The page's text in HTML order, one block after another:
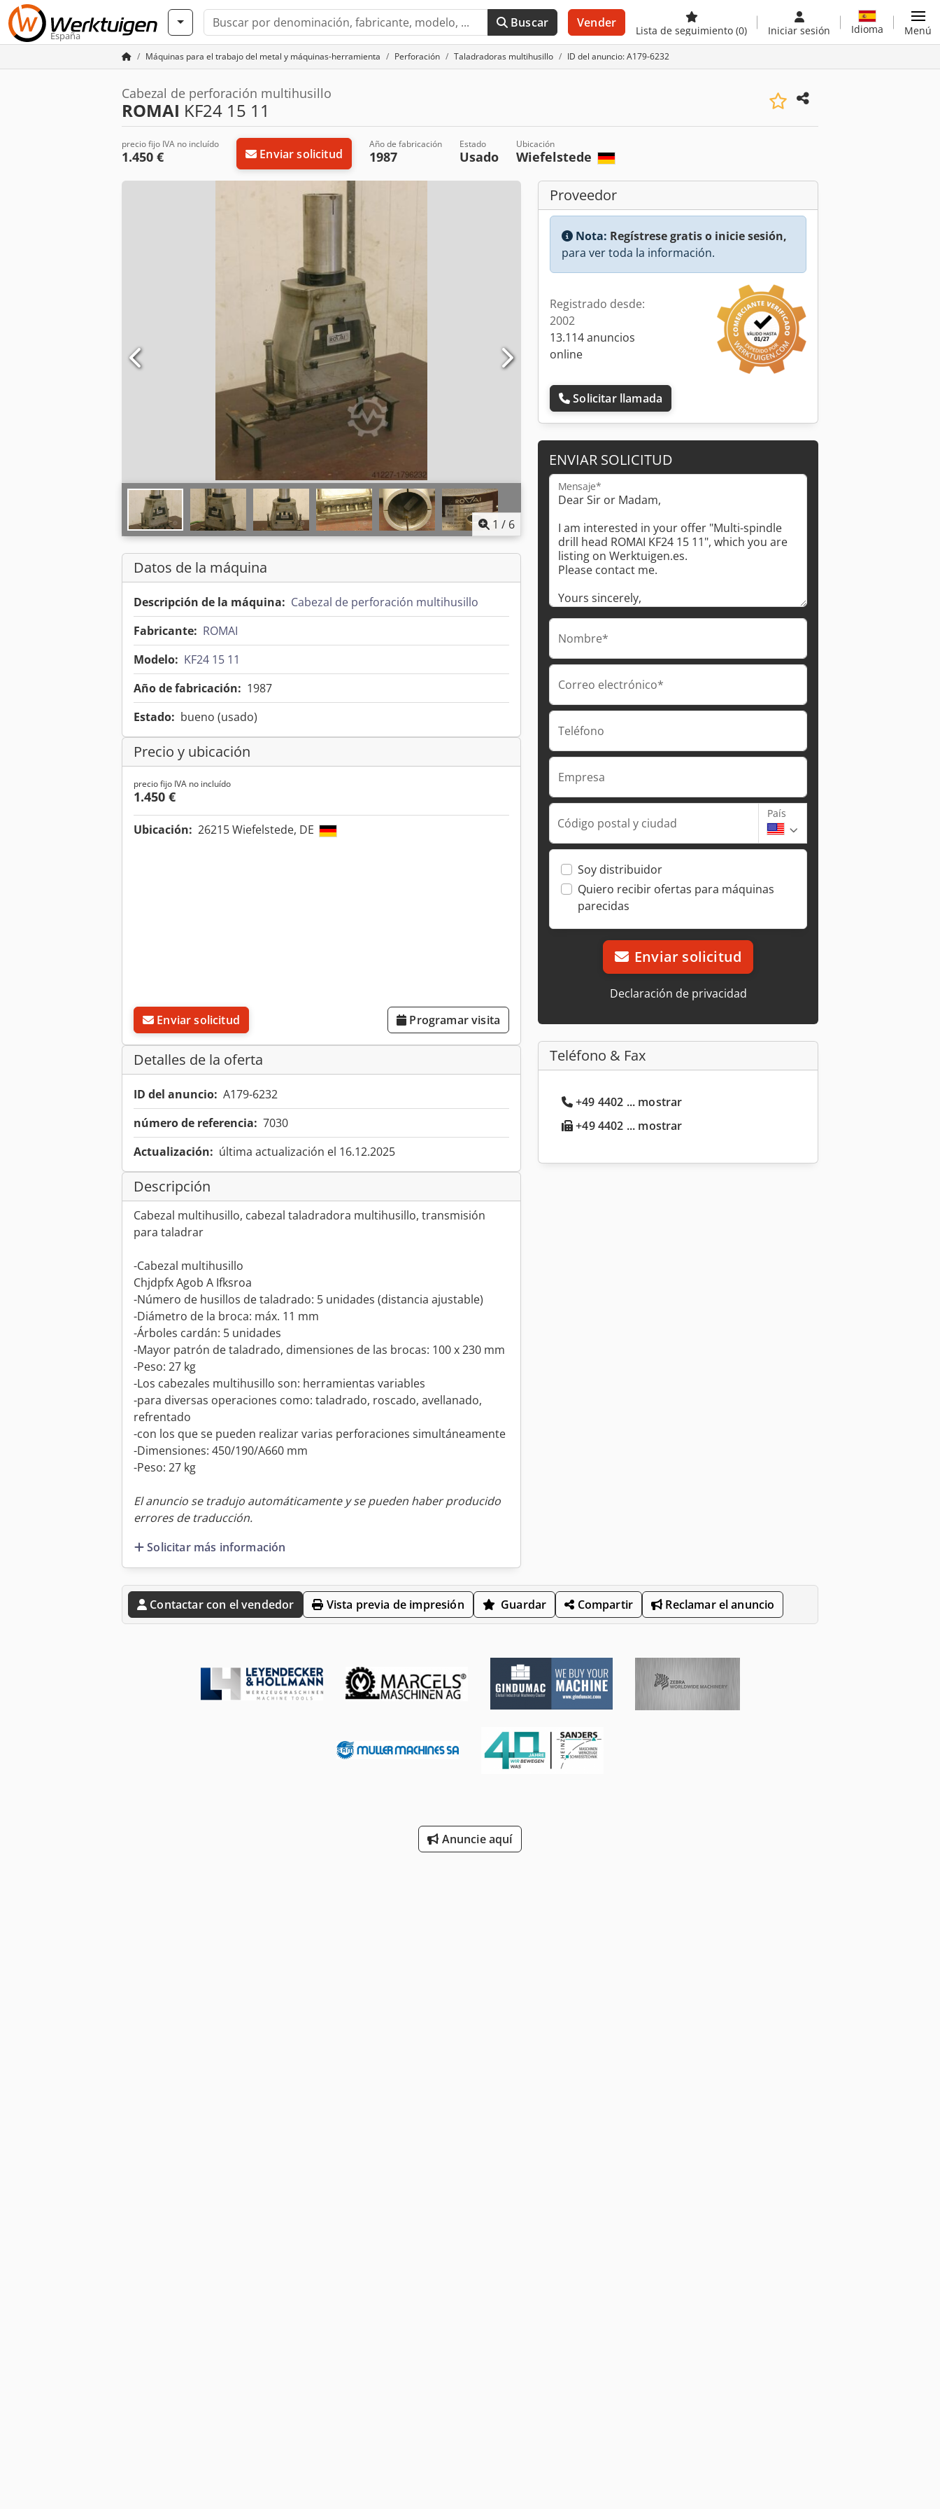
España
Buscar Vender
Lista de seguimiento (0) Iniciar sesión Idioma Menú
Máquinas para el trabajo del metal y máquinas-herramienta Perforación Taladradoras multihusillo ID del anuncio: A179-6232
Cabezal de perforación multihusillo
ROMAI KF24 15 11
precio fijo IVA no incluído
1.450 € Enviar solicitud
Año de fabricación
1987
Estado
Usado
Ubicación
Wiefelstede
1 / 6
Datos de la máquina
Descripción de la máquina: Cabezal de perforación multihusillo
Fabricante: ROMAI
Modelo: KF24 15 11
Año de fabricación: 1987
Estado: bueno (usado)
Precio y ubicación
precio fijo IVA no incluído
1.450 €
Ubicación: 26215 Wiefelstede, DE
Enviar solicitud Programar visita
Detalles de la oferta
ID del anuncio: A179-6232
número de referencia: 7030
Actualización: última actualización el 16.12.2025
Descripción
Cabezal multihusillo, cabezal taladradora multihusillo, transmisión
para taladrar
-Cabezal multihusillo
Chjdpfx Agob A Ifksroa
-Número de husillos de taladrado: 5 unidades (distancia ajustable)
-Diámetro de la broca: máx. 11 mm
-Árboles cardán: 5 unidades
-Mayor patrón de taladrado, dimensiones de las brocas: 100 x 230 mm
-Peso: 27 kg
-Los cabezales multihusillo son: herramientas variables
-para diversas operaciones como: taladrado, roscado, avellanado,
refrentado
-con los que se pueden realizar varias perforaciones simultáneamente
-Dimensiones: 450/190/A660 mm
-Peso: 27 kg
El anuncio se tradujo automáticamente y se pueden haber producido
errores de traducción.
Solicitar más información
Proveedor
Nota: Regístrese gratis o inicie sesión,
para ver toda la información.
Registrado desde:
2002
13.114 anuncios
online
Solicitar llamada
ENVIAR SOLICITUD
Mensaje*
Nombre*
Correo electrónico*
Teléfono
Empresa
Código postal y ciudad
País
Soy distribuidor
Quiero recibir ofertas para máquinas
parecidas
Enviar solicitud
Declaración de privacidad
Teléfono & Fax
+49 4402 ... mostrar
+49 4402 ... mostrar
Contactar con el vendedor Vista previa de impresión Guardar Compartir Reclamar el anuncio
Anuncie aquí